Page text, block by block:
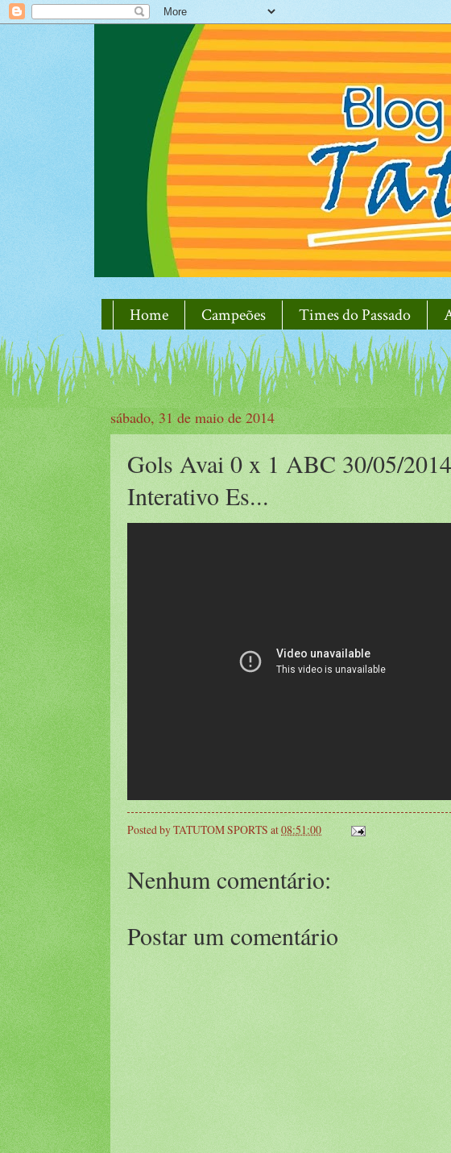
Home Campeões Times do Passado
sábado, 31 de maio de 2014
Gols Avai 0 x 1 ABC 30/05/
Interativo Es...
Posted byTATUTOM SPORTS at08:51:00
Nenhum comentário:
Postar um comentário